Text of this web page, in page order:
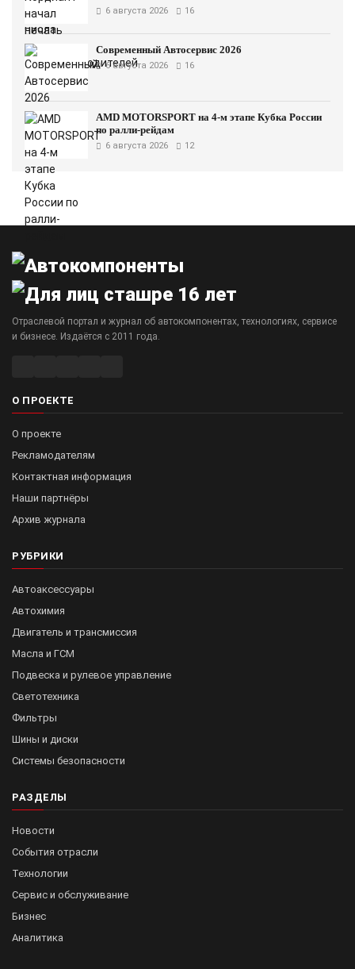
6 августа 2026 16
Современный Автосервис 2026
6 августа 2026 16
AMD MOTORSPORT на 4-м этапе Кубка России
по ралли-рейдам
6 августа 2026 12
Отраслевой портал и журнал об автокомпонентах, технологиях, сервисе
и бизнесе. Издаётся с 2011 года.
О ПРОЕКТЕ
О проекте
Рекламодателям
Контактная информация
Наши партнёры
Архив журнала
РУБРИКИ
Автоаксессуары
Автохимия
Двигатель и трансмиссия
Масла и ГСМ
Подвеска и рулевое управление
Светотехника
Фильтры
Шины и диски
Системы безопасности
РАЗДЕЛЫ
Новости
События отрасли
Технологии
Сервис и обслуживание
Бизнес
Аналитика